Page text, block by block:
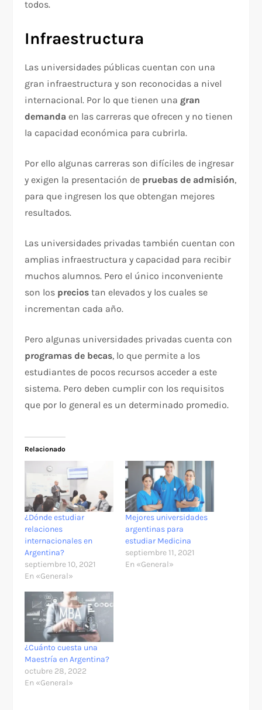
todos.
Infraestructura
Las universidades públicas cuentan con una
gran infraestructura y son reconocidas a nivel
internacional. Por lo que tienen una gran
demanda en las carreras que ofrecen y no tienen
la capacidad económica para cubrirla.
Por ello algunas carreras son difíciles de ingresar
y exigen la presentación de pruebas de admisión,
para que ingresen los que obtengan mejores
resultados.
Las universidades privadas también cuentan con
amplias infraestructura y capacidad para recibir
muchos alumnos. Pero el único inconveniente
son los precios tan elevados y los cuales se
incrementan cada año.
Pero algunas universidades privadas cuenta con
programas de becas, lo que permite a los
estudiantes de pocos recursos acceder a este
sistema. Pero deben cumplir con los requisitos
que por lo general es un determinado promedio.
Relacionado
¿Dónde estudiar
relaciones
internacionales en
Argentina?
septiembre 10, 2021
En «General»
Mejores universidades
argentinas para
estudiar Medicina
septiembre 11, 2021
En «General»
¿Cuánto cuesta una
Maestría en Argentina?
octubre 28, 2022
En «General»